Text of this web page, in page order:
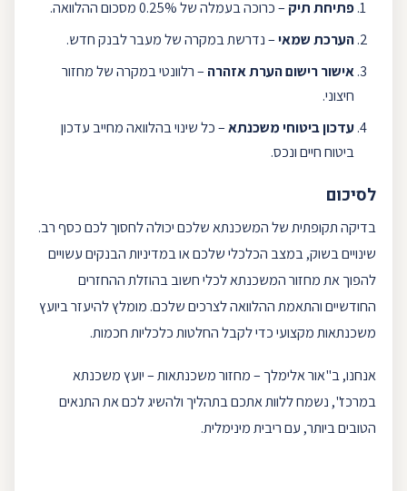
פתיחת תיק – כרוכה בעמלה של 0.25% מסכום ההלוואה.
הערכת שמאי– נדרשת במקרה של מעבר לבנק חדש.
אישור רישום הערת אזהרה – רלוונטי במקרה של מחזור
חיצוני.
עדכון ביטוחי משכנתא– כל שינוי בהלוואה מחייב עדכון
ביטוח חיים ונכס.
לסיכום
בדיקה תקופתית של המשכנתא שלכם יכולה לחסוך לכם כסף רב.
שינויים בשוק, במצב הכלכלי שלכם או במדיניות הבנקים עשויים
להפוך את מחזור המשכנתא לכלי חשוב בהוזלת ההחזרים
החודשיים והתאמת ההלוואה לצרכים שלכם. מומלץ להיעזר ביועץ
משכנתאות מקצועי כדי לקבל החלטות כלכליות חכמות.
אנחנו, ב"אור אלימלך – מחזור משכנתאות – יועץ משכנתא
במרכז", נשמח ללוות אתכם בתהליך ולהשיג לכם את התנאים
הטובים ביותר, עם ריבית מינימלית.